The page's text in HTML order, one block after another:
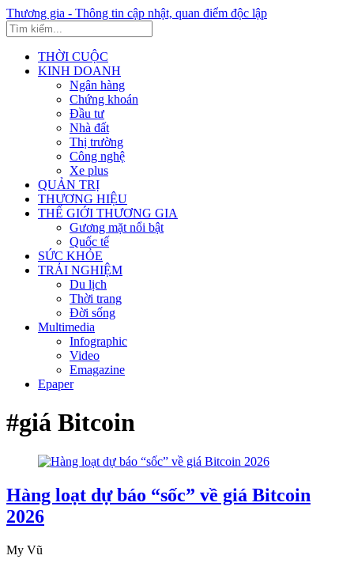
Thương gia - Thông tin cập nhật, quan điểm độc lập
THỜI CUỘC
KINH DOANH
Ngân hàng
Chứng khoán
Đầu tư
Nhà đất
Thị trường
Công nghệ
Xe plus
QUẢN TRỊ
THƯƠNG HIỆU
THẾ GIỚI THƯƠNG GIA
Gương mặt nổi bật
Quốc tế
SỨC KHỎE
TRẢI NGHIỆM
Du lịch
Thời trang
Đời sống
Multimedia
Infographic
Video
Emagazine
Epaper
#giá Bitcoin
Hàng loạt dự báo “sốc” về giá Bitcoin
2026
My Vũ